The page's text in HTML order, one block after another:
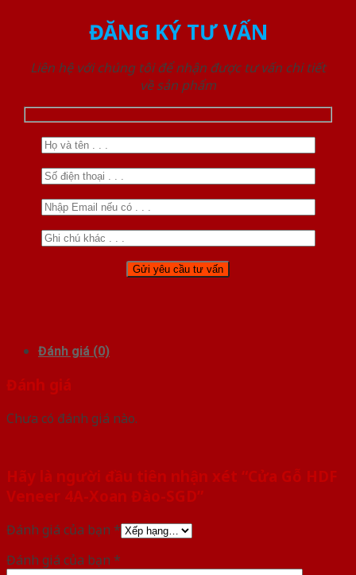
ĐĂNG KÝ TƯ VẤN
Liên hệ với chúng tôi để nhận được tư vấn chi tiết
về sản phẩm
Đánh giá (0)
Đánh giá
Chưa có đánh giá nào.
Hãy là người đầu tiên nhận xét “Cửa Gỗ HDF
Veneer 4A-Xoan Đào-SGD”
Đánh giá của bạn *
Đánh giá của bạn *